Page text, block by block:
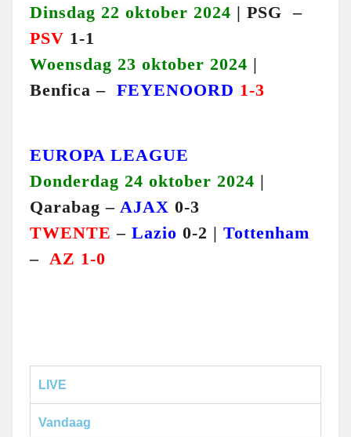
Dinsdag 22 oktober 2024 | PSG –
PSV 1-1
Woensdag 23 oktober 2024 |
Benfica – FEYENOORD 1-3
EUROPA LEAGUE
Donderdag 24 oktober 2024 |
Qarabag – AJAX 0-3
TWENTE – Lazio 0-2 | Tottenham
– AZ 1-0
LIVE
Vandaag